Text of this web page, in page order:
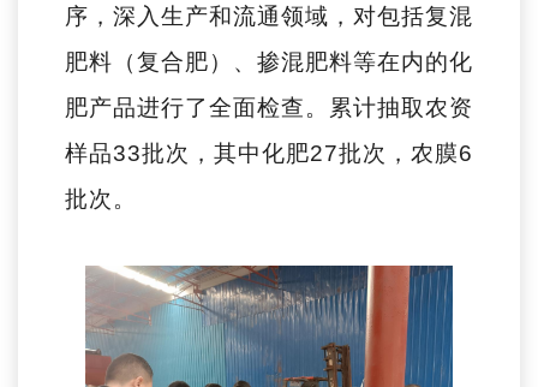
序，深入生产和流通领域，对包括复混
肥料（复合肥）、掺混肥料等在内的化
肥产品进行了全面检查。累计抽取农资
样品33批次，其中化肥27批次，农膜6
批次。